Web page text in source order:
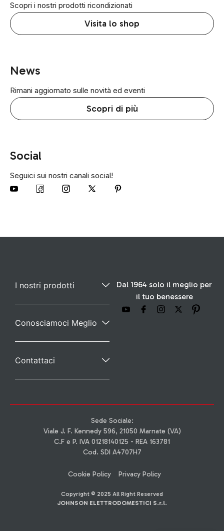
Scopri i nostri prodotti ricondizionati
Visita lo shop
News
Rimani aggiornato sulle novità ed eventi
Scopri di più
Social
Seguici sui nostri canali social!
Dal 1964 solo il meglio per
il tuo benessere
I nostri prodotti
Conosciamoci Meglio
Contattaci
Sede Sociale:
Viale J. F. Kennedy 596, 21050 Marnate (VA)
C.F e P. IVA 01218140125 - REA 163781
Cod. SDI A4707H7
Cookie Policy Privacy Policy
Copyright © 2025 All Right Reserved
JOHNSON ELETTRODOMESTICI S.r.l.